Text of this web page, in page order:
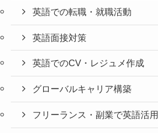
英語での転職・就職活動
英語面接対策
英語でのCV・レジュメ作成
グローバルキャリア構築
フリーランス・副業で英語活用